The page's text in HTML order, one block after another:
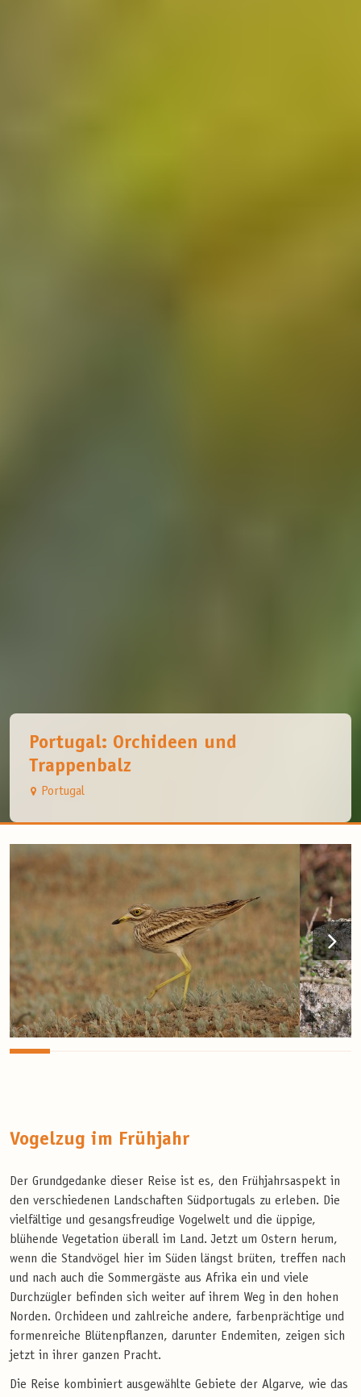
Portugal: Orchideen und
Trappenbalz
Portugal
Vogelzug im Frühjahr
Der Grundgedanke dieser Reise ist es, den Frühjahrsaspekt in
den verschiedenen Landschaften Südportugals zu erleben. Die
vielfältige und gesangsfreudige Vogelwelt und die üppige,
blühende Vegetation überall im Land. Jetzt um Ostern herum,
wenn die Standvögel hier im Süden längst brüten, treffen nach
und nach auch die Sommergäste aus Afrika ein und viele
Durchzügler befinden sich weiter auf ihrem Weg in den hohen
Norden. Orchideen und zahlreiche andere, farbenprächtige und
formenreiche Blütenpflanzen, darunter Endemiten, zeigen sich
jetzt in ihrer ganzen Pracht.
Die Reise kombiniert ausgewählte Gebiete der Algarve, wie das